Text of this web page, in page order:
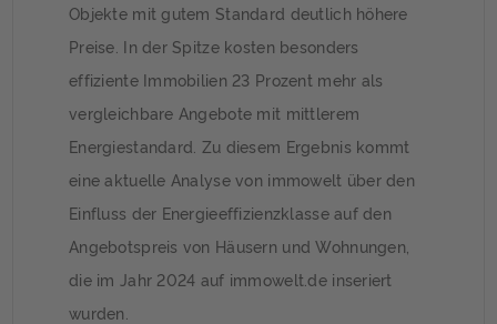
Objekte mit gutem Standard deutlich höhere
Preise. In der Spitze kosten besonders
effiziente Immobilien 23 Prozent mehr als
vergleichbare Angebote mit mittlerem
Energiestandard. Zu diesem Ergebnis kommt
eine aktuelle Analyse von immowelt über den
Einfluss der Energieeffizienzklasse auf den
Angebotspreis von Häusern und Wohnungen,
die im Jahr 2024 auf immowelt.de inseriert
wurden.